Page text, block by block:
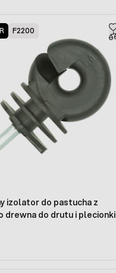
F2200
izolator do pastucha z
drewna do drutu i plecionki